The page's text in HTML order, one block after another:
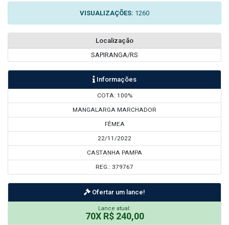
VISUALIZAÇÕES: 1260
Localização
SAPIRANGA/RS
Informações
COTA: 100%
MANGALARGA MARCHADOR
FÊMEA
22/11/2022
CASTANHA PAMPA
REG.: 379767
Ofertar um lance!
Lance atual:
70X R$ 240,00